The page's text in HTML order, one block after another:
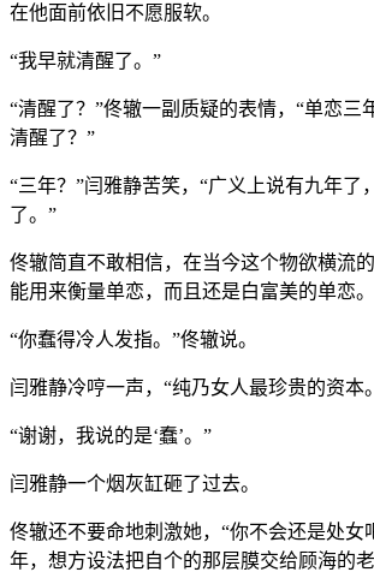
在他面前依旧不愿服软。
“我早就清醒了。”
“清醒了？”佟辙一副质疑的表情，“单恋三
清醒了？”
“三年？”闫雅静苦笑，“广义上说有九年了
了。”
佟辙简直不敢相信，在当今这个物欲横流
能用来衡量单恋，而且还是白富美的单恋。
“你蠢得冷人发指。”佟辙说。
闫雅静冷哼一声，“纯乃女人最珍贵的资本
“谢谢，我说的是‘蠢’。”
闫雅静一个烟灰缸砸了过去。
佟辙还不要命地刺激她，“你不会还是处女
年，想方设法把自个的那层膜交给顾海的